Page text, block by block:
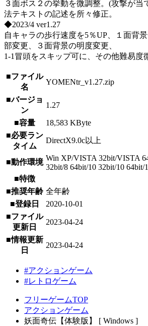
３面ボス２の挙動を微調整。(攻撃が当
法テキストの記述を所々修正。
◆2023/4 ver1.27
自キャラの歩行速度を5％UP、１面背
部変更、３面背景の明度変更、
1-1冒頭をスキップ可に、その他難易度
■ファイル
名
YOMENtr_v1.27.zip
■バージョ
ン
1.27
■容量
18,583 KByte
■必要ラン
タイム
DirectX9.0c以上
■動作環境 Win XP/VISTA 32bit/VISTA
32bit/8 64bit/10 32bit/10 64bit/
■特徴
■推奨年齢 全年齢
■登録日
2020-10-01
■ファイル
更新日
2023-04-24
■情報更新
日
2023-04-24
#アクションゲーム
#レトロゲーム
フリーゲームTOP
アクションゲーム
妖面奇伝【体験版】 [ Windows ]